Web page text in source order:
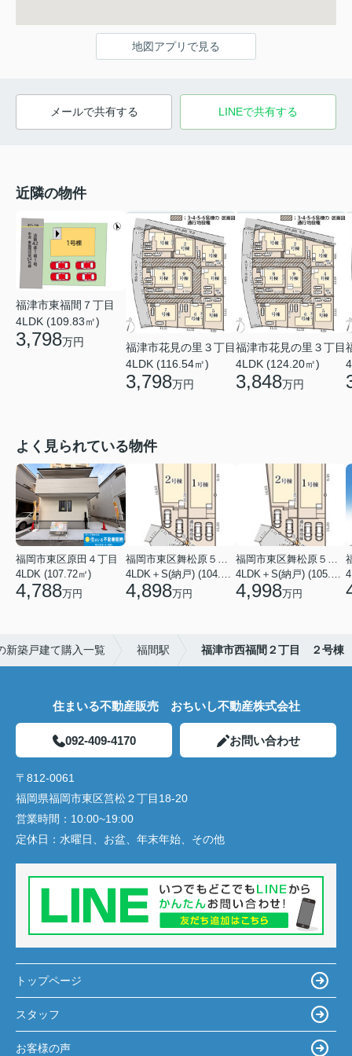
地図アプリで見る
メールで共有する LINEで共有する
近隣の物件
福津市東福間７丁目
4LDK (109.83㎡)
3,798万円
福津市花見の里３丁目
4LDK (116.54㎡)
3,798万円
福津市花見の里３丁目
4LDK (124.20㎡)
3,848万円
よく見られている物件
福岡市東区原田４丁目
4LDK (107.72㎡)
4,788万円 4,898万円 4,998万円
新築戸建て購入一覧 福間駅 福津市西福間２丁目 ２号棟
住まいる不動産販売 おちいし不動産株式会社
092-409-4170 お問い合わせ
〒812-0061
福岡県福岡市東区筥松２丁目18-20
営業時間： 10:00~19:00
定休日： 水曜日、お盆、年末年始、その他
トップページ
スタッフ
お客様の声